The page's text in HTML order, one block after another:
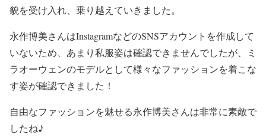
貌を受け入れ、乗り越えていきました。
永作博美さんはInstagramなどのSNSアカウントを作成して
いないため、あまり私服姿は確認できませんでしたが、
ミ
ラオーウェンのモデルとして様々なファッションを着こな
す姿が確認できました！
自由なファッションを魅せる永作博美さんは非常に素敵で
したね♪